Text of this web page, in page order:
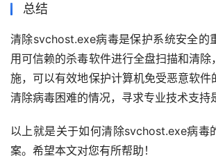
总结
清除svchost.exe病毒是保护系统安全的
用可信赖的杀毒软件进行全盘扫描和清除
施，可以有效地保护计算机免受恶意软件
清除病毒困难的情况，寻求专业技术支持
以上就是关于如何清除svchost.exe病毒
案。希望本文对您有所帮助！